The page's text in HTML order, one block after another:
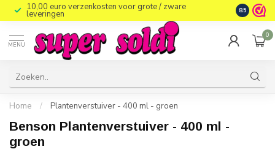
10,00 euro verzenkosten voor grote / zware
leveringen 8.5
MENU
0
Home / Plantenverstuiver - 400 ml - groen
Benson Plantenverstuiver - 400 ml -
groen